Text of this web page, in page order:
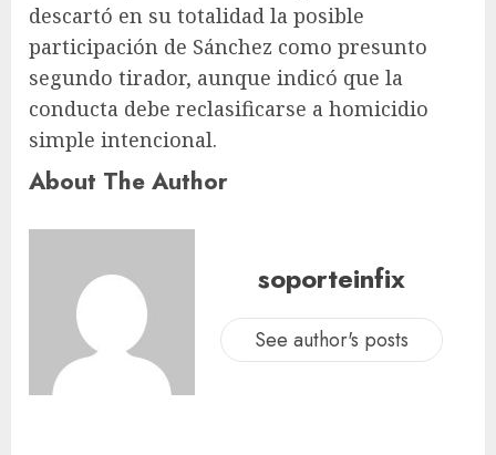
descartó en su totalidad la posible
participación de Sánchez como presunto
segundo tirador, aunque indicó que la
conducta debe reclasificarse a homicidio
simple intencional.
About The Author
soporteinfix
See author's posts